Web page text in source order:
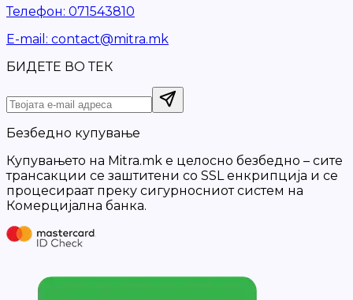
Телефон: 071543810
Е-mail : contact@mitra.mk
БИДЕТЕ ВО ТЕК
Безбедно купување
Купувањето на Mitra.mk е целосно безбедно – сите
трансакции се заштитени со SSL енкрипција и се
процесираат преку сигурносниот систем на
Комерцијална банка.